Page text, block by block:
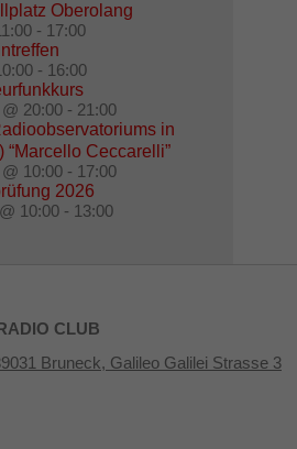
Oberolang
- 17:00
- 16:00
20:00 - 21:00
in
“Marcello Ceccarelli”
10:00 - 17:00
2026
10:00 - 13:00
CLUB
Bruneck, Galileo Galilei Strasse 3